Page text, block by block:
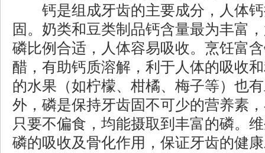
钙是组成牙齿的主要成分，人体钙
固。奶类和豆类制品钙含量最为丰富
磷比例合适，人体容易吸收。烹饪富
醋，有助钙质溶解，利于人体的吸收
的水果（如柠檬、柑橘、梅子等）也
外，磷是保持牙齿固不可少的营养素
只要不偏食，均能摄取到丰富的磷。
磷的吸收及骨化作用，保证牙齿的健